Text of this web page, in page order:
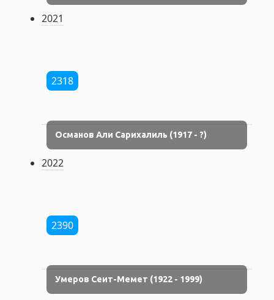
2021
2318
Османов Али Сарихалиль (1917 - ?)
2022
2390
Умеров Сеит-Мемет (1922 - 1999)